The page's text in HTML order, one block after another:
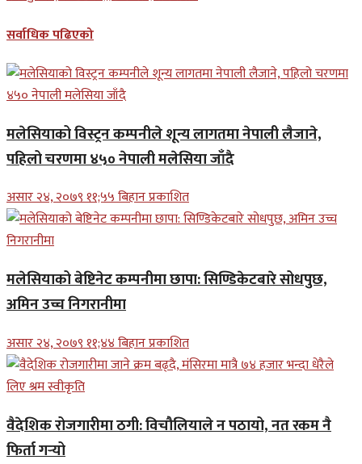
सर्वाधिक पढिएको
मलेसियाको विस्ट्रन कम्पनीले शून्य लागतमा नेपाली लैजाने,
पहिलो चरणमा ४५० नेपाली मलेसिया जाँदै
असार २४, २०७९ ११;५५ बिहान प्रकाशित
मलेसियाको बेष्टिनेट कम्पनीमा छापा: सिण्डिकेटबारे सोधपुछ,
अमिन उच्च निगरानीमा
असार २४, २०७९ ११;४४ बिहान प्रकाशित
वैदेशिक रोजगारीमा ठगी: विचौलियाले न पठायो, नत रकम नै
फिर्ता गर्‍यो